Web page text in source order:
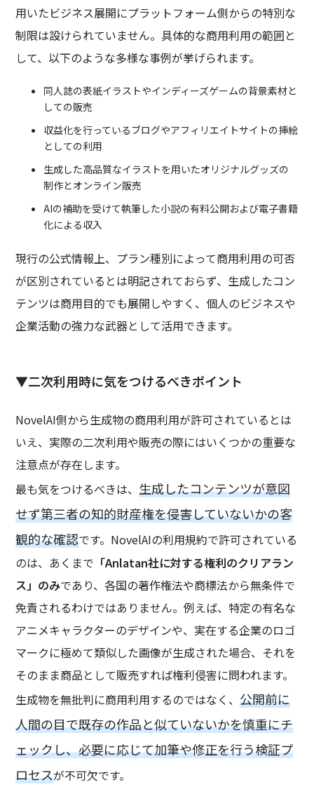
用いたビジネス展開にプラットフォーム側からの特別な
制限は設けられていません。具体的な商用利用の範囲と
して、以下のような多様な事例が挙げられます。
同人誌の表紙イラストやインディーズゲームの背景素材と
しての販売
収益化を行っているブログやアフィリエイトサイトの挿絵
としての利用
生成した高品質なイラストを用いたオリジナルグッズの
制作とオンライン販売
AIの補助を受けて執筆した小説の有料公開および電子書籍
化による収入
現行の公式情報上、プラン種別によって商用利用の可否
が区別されているとは明記されておらず、生成したコン
テンツは商用目的でも展開しやすく、個人のビジネスや
企業活動の強力な武器として活用できます。
▼二次利用時に気をつけるべきポイント
NovelAI側から生成物の商用利用が許可されているとは
いえ、実際の二次利用や販売の際にはいくつかの重要な
注意点が存在します。
最も気をつけるべきは、生成したコンテンツが意図
せず第三者の知的財産権を侵害していないかの客
観的な確認です。NovelAIの利用規約で許可されている
のは、あくまで 「Anlatan社に対する権利のクリアラン
ス」のみであり、各国の著作権法や商標法から無条件で
免責されるわけではありません。例えば、特定の有名な
アニメキャラクターのデザインや、実在する企業のロゴ
マークに極めて類似した画像が生成された場合、それを
そのまま商品として販売すれば権利侵害に問われます。
生成物を無批判に商用利用するのではなく、公開前に
人間の目で既存の作品と似ていないかを慎重にチ
ェックし、必要に応じて加筆や修正を行う検証プ
ロセスが不可欠です。